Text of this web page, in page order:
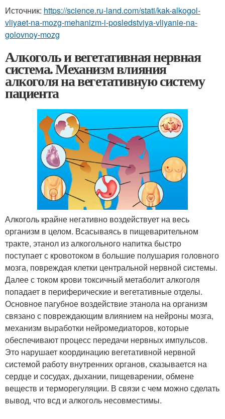
Источник: https://science.ru-land.com/stati/kak-alkogol-
vliyaet-na-mozg-mehanizm-i-posledstviya-vliyanie-na-
golovnoy-mozg
Алкоголь и вегетативная нервная
система. Механизм влияния
алкоголя на вегетативную систему
пациента
Алкоголь крайне негативно воздействует на весь
организм в целом. Всасываясь в пищеварительном
тракте, этанол из алкогольного напитка быстро
поступает с кровотоком в большие полушария головного
мозга, повреждая клетки центральной нервной системы.
Далее с током крови токсичный метаболит алкоголя
попадает в периферические и вегетативные отделы.
Основное пагубное воздействие этанола на организм
связано с повреждающим влиянием на нейроны мозга,
механизм выработки нейромедиаторов, которые
обеспечивают процесс передачи нервных импульсов.
Это нарушает координацию вегетативной нервной
системой работу внутренних органов, сказывается на
сердце и сосудах, дыхании, пищеварении, обмене
веществ и терморегуляции. В связи с чем можно сделать
вывод, что всд и алкоголь несовместимы.